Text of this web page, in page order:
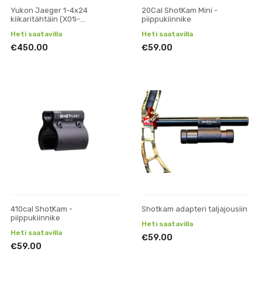
Yukon Jaeger 1-4x24
kiikaritähtäin (X01i-
Heti saatavilla
€450.00
20Cal ShotKam Mini -
piippukiinnike
Heti saatavilla
€59.00
410cal ShotKam -
piippukiinnike
Heti saatavilla
€59.00
Shotkam adapteri taljajousiin
Heti saatavilla
€59.00